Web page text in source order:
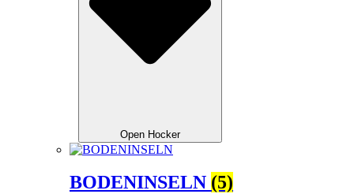
Open Hocker
BODENINSELN (5)